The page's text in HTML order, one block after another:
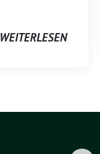
WEITERLESEN